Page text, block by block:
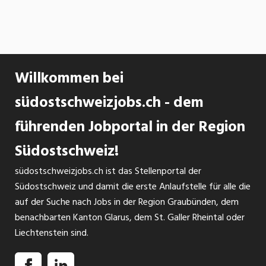
Willkommen bei
südostschweizjobs.ch - dem
führenden Jobportal in der Region
Südostschweiz!
südostschweizjobs.ch ist das Stellenportal der
Südostschweiz und damit die erste Anlaufstelle für alle die
auf der Suche nach Jobs in der Region Graubünden, dem
benachbarten Kanton Glarus, dem St. Galler Rheintal oder
Liechtenstein sind.